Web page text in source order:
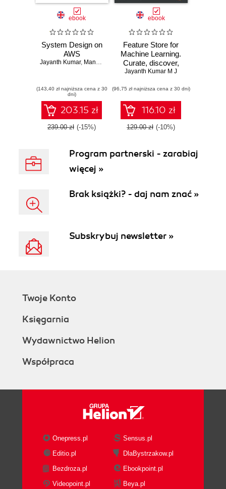
ebook
System Design on
AWS
Jayanth Kumar, Mandeep Singh
(143,40 zł najniższa cena z 30
dni)
203.15 zł
239.00 zł (-15%)
ebook
Feature Store for
Machine Learning.
Curate, discover,
share and serve
scale
Jayanth Kumar M J
(96,75 zł najniższa cena z 30 dni)
116.10 zł
129.00 zł (-10%)
Program partnerski - zarabiaj
więcej »
Brak książki? - daj nam znać »
Subskrybuj newsletter »
Twoje Konto
Księgarnia
Wydawnictwo Helion
Współpraca
Onepress.pl
Sensus.pl
Editio.pl
DlaBystrzakow.pl
Bezdroza.pl
Ebookpoint.pl
Videopoint.pl
Beya.pl